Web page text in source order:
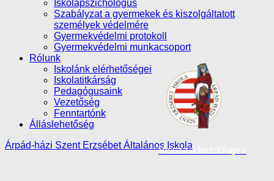
Iskolapszichológus
Szabályzat a gyermekek és kiszolgáltatott
személyek védelmére
Gyermekvédelmi protokoll
Gyermekvédelmi munkacsoport
Rólunk
Iskolánk elérhetőségei
Iskolatitkárság
Pedagógusaink
Vezetőség
Fenntartónk
Álláslehetőség
Vissza a kezdőlapra
Árpád-házi Szent Erzsébet Általános Iskola